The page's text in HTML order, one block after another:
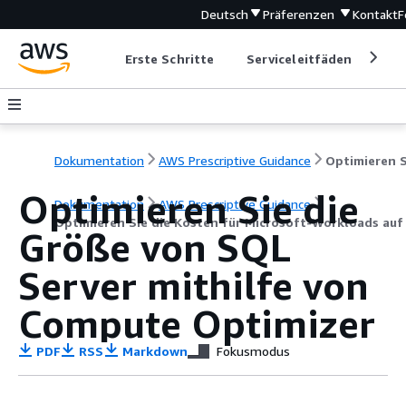
Deutsch Präferenzen Kontakt
Erste Schritte Serviceleitfäden
Dokumentation AWS Prescriptive Guidance
Dokumentation
AWS Prescriptive Guidance
Optimieren Sie die Kosten für Microsoft-Workloads auf
Optimieren Sie die
Größe von SQL
Server mithilfe von
Compute Optimizer
PDF RSS Markdown Fokusmodus